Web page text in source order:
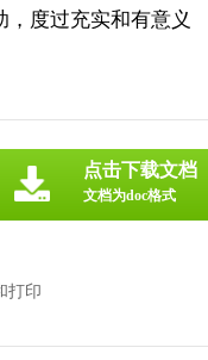
度过充实和有意义
打印
点击下载文档
文档为doc格式